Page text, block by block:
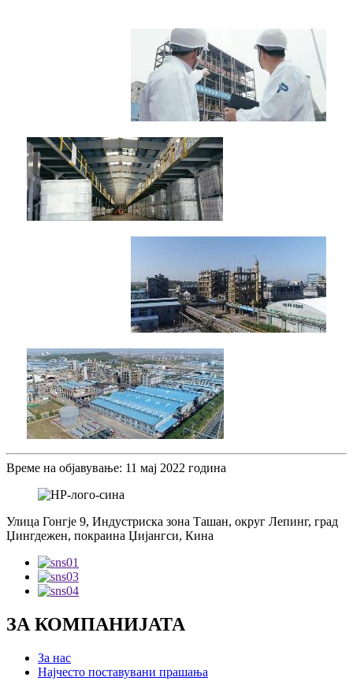
Време на објавување: 11 мај 2022 година
Улица Гонгје 9, Индустриска зона Ташан, округ Лепинг, град
Џингдежен, покраина Џијангси, Кина
ЗА КОМПАНИЈАТА
За нас
Најчесто поставувани прашања